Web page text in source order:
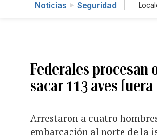
Noticias Seguridad
Federales procesan
sacar 113 aves
Arrestaron a cuatro
embarcación al norte de la